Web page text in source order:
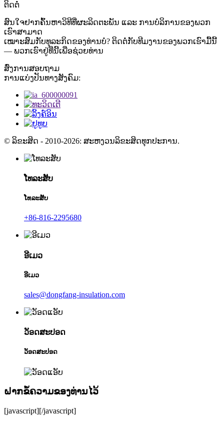
ຕິດຕໍ່
ສົນໃຈຢາກຄົ້ນຫາວິທີທີ່ຜະລິດຕະພັນ ແລະ ການບໍລິການຂອງພວກ
ເຮົາສາມາດ
ເໝາະສົມກັບທຸລະກິດຂອງທ່ານບໍ? ຕິດຕໍ່ກັບທີມງານຂອງພວກເຮົາມື້ນີ້
— ພວກເຮົາຢູ່ທີ່ນີ້ເພື່ອຊ່ວຍທ່ານ
ສົ່ງການສອບຖາມ
ການແບ່ງປັນທາງສັງຄົມ:
© ລິຂະສິດ - 2010-2026: ສະຫງວນລິຂະສິດທຸກປະການ.
ໂທລະສັບ
ໂທລະສັບ
+86-816-2295680
ອີເມວ
ອີເມວ
sales@dongfang-insulation.com
ວັອດສະປອດ
ວັອດສະປອດ
ຝາກຂໍ້ຄວາມຂອງທ່ານໄວ້
[javascript][/javascript]